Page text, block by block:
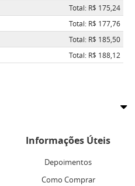
Total: R$ 175,24
Total: R$ 177,76
Total: R$ 185,50
Total: R$ 188,12
Informações Úteis
Depoimentos
Como Comprar